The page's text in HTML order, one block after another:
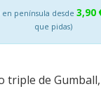
en península desde 3,90
que pidas)
triple de